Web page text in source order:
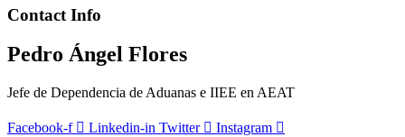
Contact Info
Pedro Ángel Flores
Jefe de Dependencia de Aduanas e IIEE en AEAT
Facebook-f Linkedin-in Twitter Instagram